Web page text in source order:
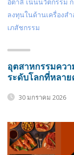
อุตสาหกรรมคว
ระดับโลกที่หลา
30 มกราคม 2026